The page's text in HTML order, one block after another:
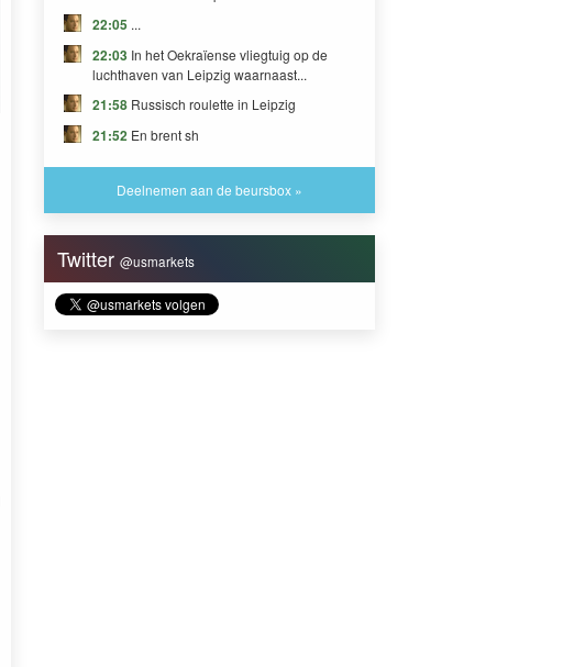
22:05 ...
22:03 In het Oekraïense vliegtuig op de
luchthaven van Leipzig waarnaast...
21:58 Russisch roulette in Leipzig
21:52 En brent sh
Deelnemen aan de beursbox »
Twitter@usmarkets